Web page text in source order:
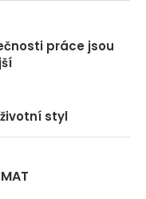
práce jsou
styl